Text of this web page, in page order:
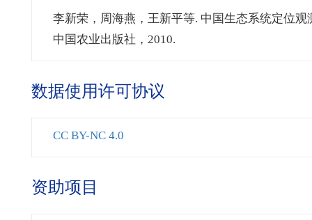
李新荣，周海燕，王新平等. 中国生态系统定位
中国农业出版社，2010.
数据使用许可协议
CC BY-NC 4.0
资助项目